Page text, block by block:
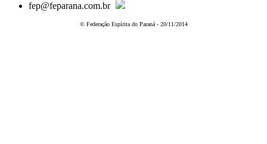
fep@feparana.com.br
© Federação Espírita do Paraná - 20/11/2014